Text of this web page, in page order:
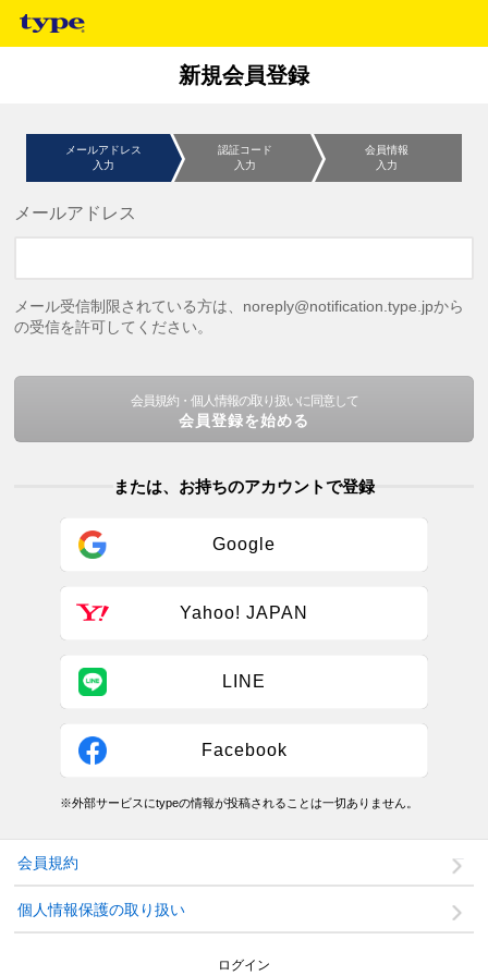
新規会員登録
メールアドレス
入力
認証コード
入力
会員情報
入力
メールアドレス
メール受信制限されている方は、noreply@notification.type.jpから
の受信を許可してください。
会員規約・個人情報の取り扱いに同意して
会員登録を始める
または、お持ちのアカウントで登録
Google
Yahoo! JAPAN
LINE
Facebook
※外部サービスにtypeの情報が投稿されることは一切ありません。
会員規約
個人情報保護の取り扱い
ログイン